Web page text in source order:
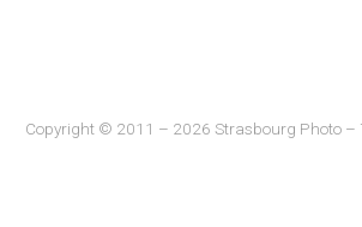
Copyright © 2011 – 2026 Strasbourg Photo –